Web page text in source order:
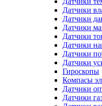
Датчики
Датчики
Датчики
Датчики
Датчики
Датчики
Датчики
Гироскопы
Компасы
Датчики
Датчики